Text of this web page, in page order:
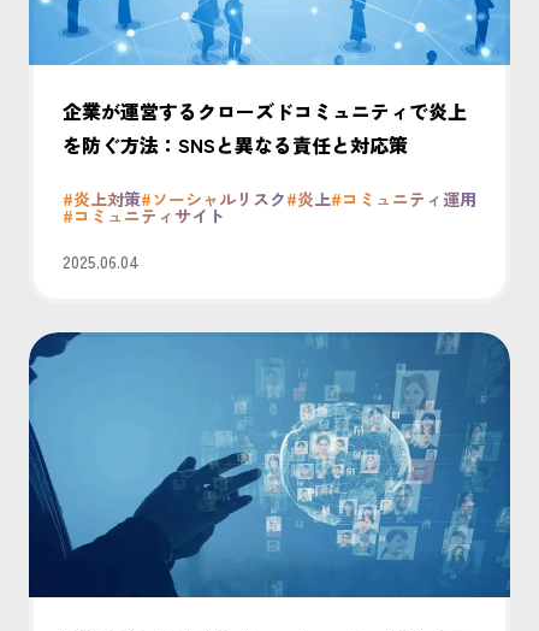
企業が運営するクローズドコミュニティで炎上
を防ぐ方法：SNSと異なる責任と対応策
#炎上対策#ソーシャルリスク#炎上#コミュニティ運用
#コミュニティサイト
2025.06.04